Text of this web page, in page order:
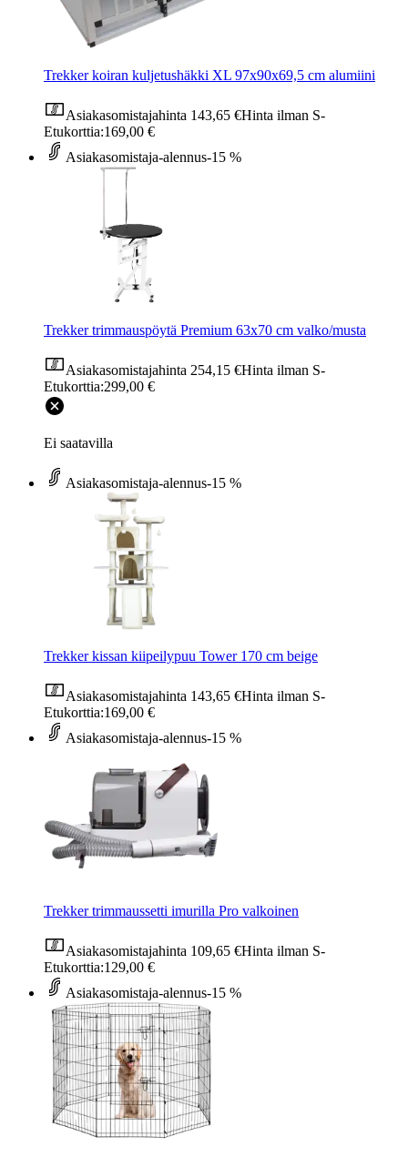
Trekker koiran kuljetushäkki XL 97x90x69,5 cm alumiini
Asiakasomistajahinta 143,65 €Hinta ilman S-
Etukorttia:169,00 €
Asiakasomistaja-alennus-15 %
Trekker trimmauspöytä Premium 63x70 cm valko/musta
Asiakasomistajahinta 254,15 €Hinta ilman S-
Etukorttia:299,00 €
Ei saatavilla
Asiakasomistaja-alennus-15 %
Trekker kissan kiipeilypuu Tower 170 cm beige
Asiakasomistajahinta 143,65 €Hinta ilman S-
Etukorttia:169,00 €
Asiakasomistaja-alennus-15 %
Trekker trimmaussetti imurilla Pro valkoinen
Asiakasomistajahinta 109,65 €Hinta ilman S-
Etukorttia:129,00 €
Asiakasomistaja-alennus-15 %